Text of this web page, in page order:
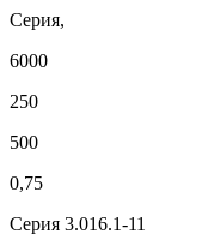
Серия,
6000
250
500
0,75
Серия 3.016.1-11